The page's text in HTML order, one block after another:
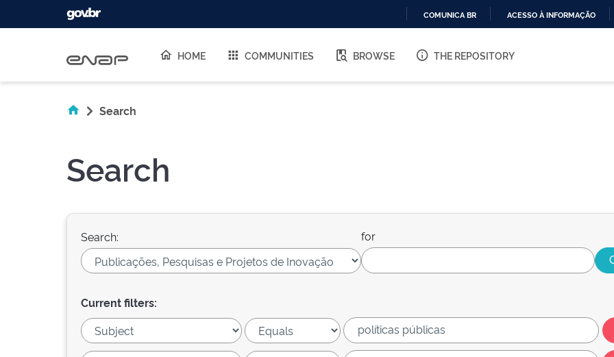
O
COMUNICA BR ACESSO À INFORMAÇÃO
HOME COMMUNITIES BROWSE THE REPOSITORY
Search
Search
Search: for
Current filters: